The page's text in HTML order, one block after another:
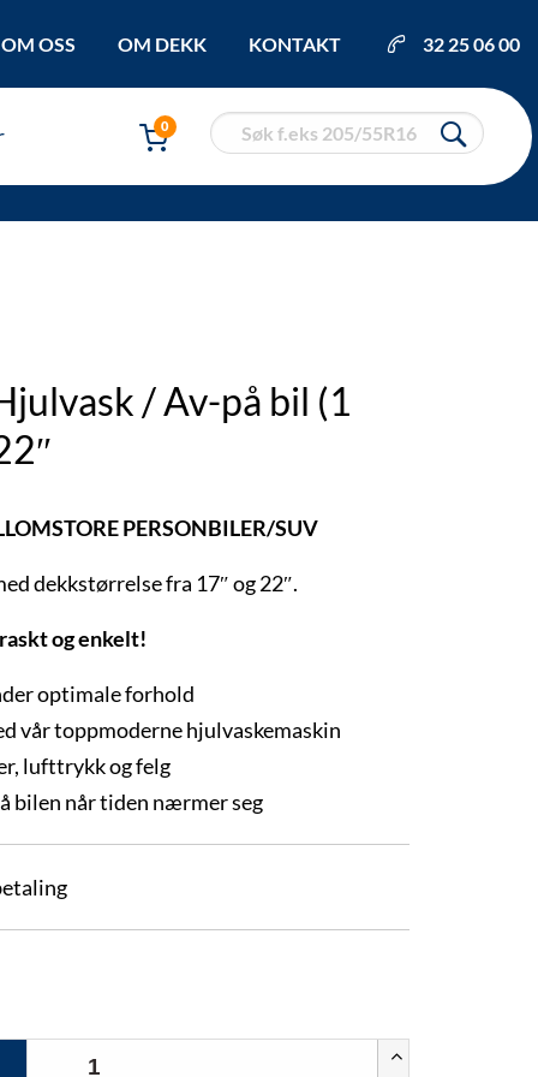
OM OSS OM DEKK KONTAKT 32 25 06 00
0
/ Av-på bil (1
PERSONBILER/SUV
dekkstørrelse fra 17″ og 22″.
og enkelt!
optimale forhold
vår toppmoderne hjulvaskemaskin
lufttrykk og felg
bilen når tiden nærmer seg